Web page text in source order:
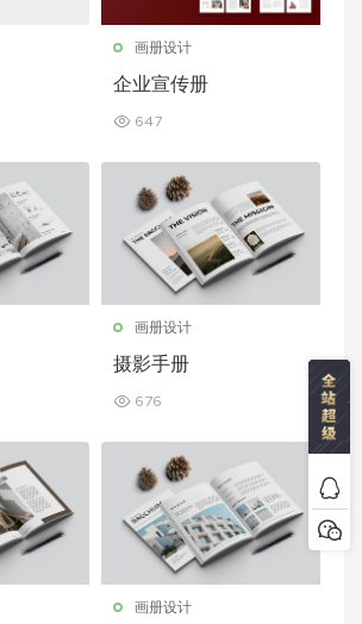
画册设计
企业宣传册
647
画册设计
摄影手册
676
画册设计